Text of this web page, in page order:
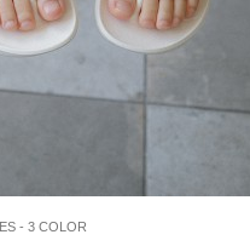
- 3 COLOR